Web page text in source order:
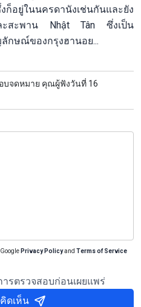
ยู่ในนครดานังเช่นกันและยัง
ะสะพาน Nhật Tân ซึ่งเป็น
กษณ์ของกรุงฮานอย...
บจดหมาย คุณผู้ฟังวันที่ 16
Privacy Policyand Terms of Service
รตรวจสอบก่อนเผยแพร่
ดเห็น